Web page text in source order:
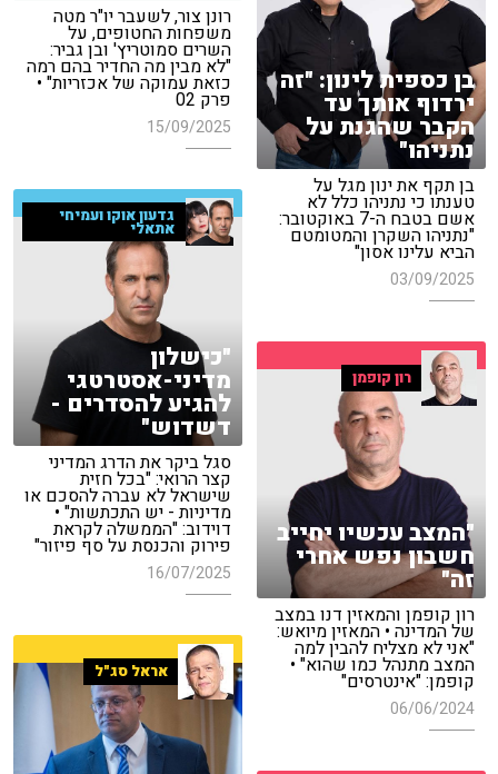
רונן צור, לשעבר יו"ר מטה
משפחות החטופים, על
השרים סמוטריץ' ובן גביר:
"לא מבין מה החדיר בהם רמה
כזאת עמוקה של אכזריות" •
פרק 02
15/09/2025
בן כספית לינון: "זה
ירדוף אותך עד
הקבר שהגנת על
נתניהו"
בן תקף את ינון מגל על
טענתו כי נתניהו כלל לא
אשם בטבח ה-7 באוקטובר:
"נתניהו השקרן והמטומטם
הביא עלינו אסון"
03/09/2025
גדעון אוקו ועמיחי
אתאלי
"כישלון
מדיני-אסטרטגי
להגיע להסדרים -
דשדוש"
סגל ביקר את הדרג המדיני
קצר הרואי: "בכל חזית
שישראל לא עברה להסכם או
מדיניות - יש התכתשות" •
דוידוב: "הממשלה לקראת
פירוק והכנסת על סף פיזור"
16/07/2025
רון קופמן
"המצב עכשיו יחייב
חשבון נפש אחרי
זה"
רון קופמן והמאזין דנו במצב
של המדינה • המאזין מיואש:
"אני לא מצליח להבין למה
המצב מתנהל כמו שהוא" •
קופמן: "אינטרסים"
06/06/2024
אראל סג"ל